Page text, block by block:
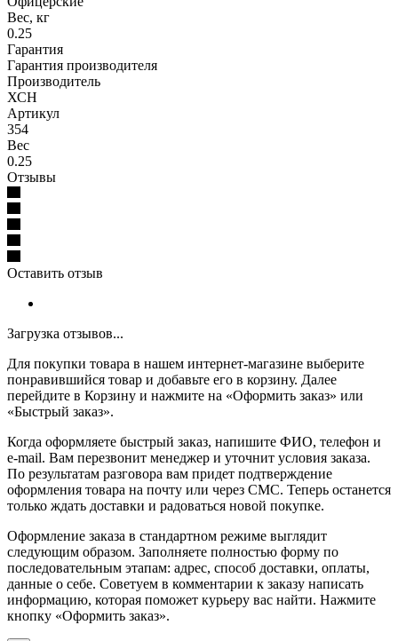
Вес, кг
0.25
Гарантия
Гарантия производителя
Производитель
ХСН
Артикул
354
Вес
0.25
Отзывы
Оставить отзыв
Загрузка отзывов...
Для покупки товара в нашем интернет-магазине выберите
понравившийся товар и добавьте его в корзину. Далее
перейдите в Корзину и нажмите на «Оформить заказ» или
«Быстрый заказ».
Когда оформляете быстрый заказ, напишите ФИО, телефон и
e-mail. Вам перезвонит менеджер и уточнит условия заказа.
По результатам разговора вам придет подтверждение
оформления товара на почту или через СМС. Теперь останется
только ждать доставки и радоваться новой покупке.
Оформление заказа в стандартном режиме выглядит
следующим образом. Заполняете полностью форму по
последовательным этапам: адрес, способ доставки, оплаты,
данные о себе. Советуем в комментарии к заказу написать
информацию, которая поможет курьеру вас найти. Нажмите
кнопку «Оформить заказ».